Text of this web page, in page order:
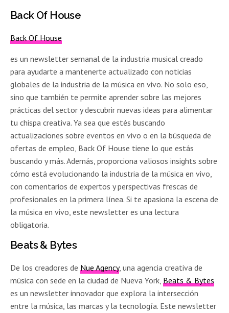
Back Of House
Back Of House
es un newsletter semanal de la industria musical creado
para ayudarte a mantenerte actualizado con noticias
globales de la industria de la música en vivo. No solo eso,
sino que también te permite aprender sobre las mejores
prácticas del sector y descubrir nuevas ideas para alimentar
tu chispa creativa. Ya sea que estés buscando
actualizaciones sobre eventos en vivo o en la búsqueda de
ofertas de empleo, Back Of House tiene lo que estás
buscando y más. Además, proporciona valiosos insights sobre
cómo está evolucionando la industria de la música en vivo,
con comentarios de expertos y perspectivas frescas de
profesionales en la primera línea. Si te apasiona la escena de
la música en vivo, este newsletter es una lectura
obligatoria.
Beats & Bytes
De los creadores deNue Agency, una agencia creativa de
música con sede en la ciudad de Nueva York,Beats & Bytes
es un newsletter innovador que explora la intersección
entre la música, las marcas y la tecnología. Este newsletter